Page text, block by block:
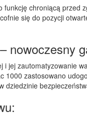
funkcję chroniącą przed
się do pozycji
nowoczesny
i jej zautomatyzowanie
1000 zastosowano
dziedzinie